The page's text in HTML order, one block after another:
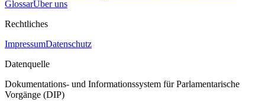
GlossarÜber uns
Rechtliches
ImpressumDatenschutz
Datenquelle
Dokumentations- und Informationssystem für Parlamentarische
Vorgänge (DIP)